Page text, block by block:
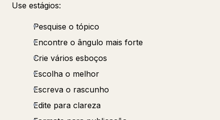
Use estágios:
Pesquise o tópico
Encontre o ângulo mais forte
Crie vários esboços
Escolha o melhor
Escreva o rascunho
Edite para clareza